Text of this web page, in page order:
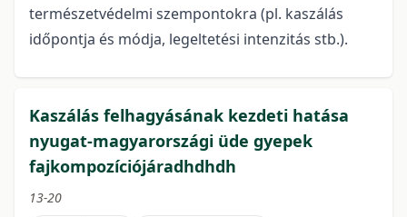
természetvédelmi szempontokra (pl. kaszálás
időpontja és módja, legeltetési intenzitás stb.).
Kaszálás felhagyásának kezdeti hatása
nyugat-magyarországi üde gyepek
fajkompozíciójáradhdhdh
13-20